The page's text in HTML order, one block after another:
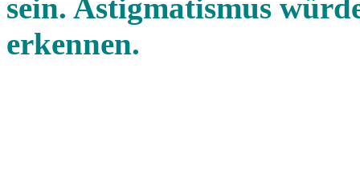
sein. Astigmatismus
erkennen.